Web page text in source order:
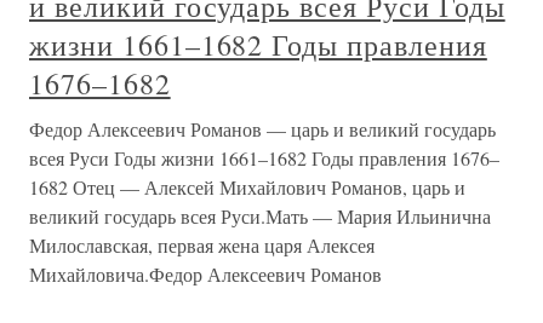
жизни 1661–1682 Годы правления
1676–1682
Федор Алексеевич Романов — царь и великий государь
всея Руси Годы жизни 1661–1682 Годы правления 1676–
1682 Отец — Алексей Михайлович Романов, царь и
великий государь всея Руси.Мать — Мария Ильинична
Милославская, первая жена царя Алексея
Михайловича.Федор Алексеевич Романов